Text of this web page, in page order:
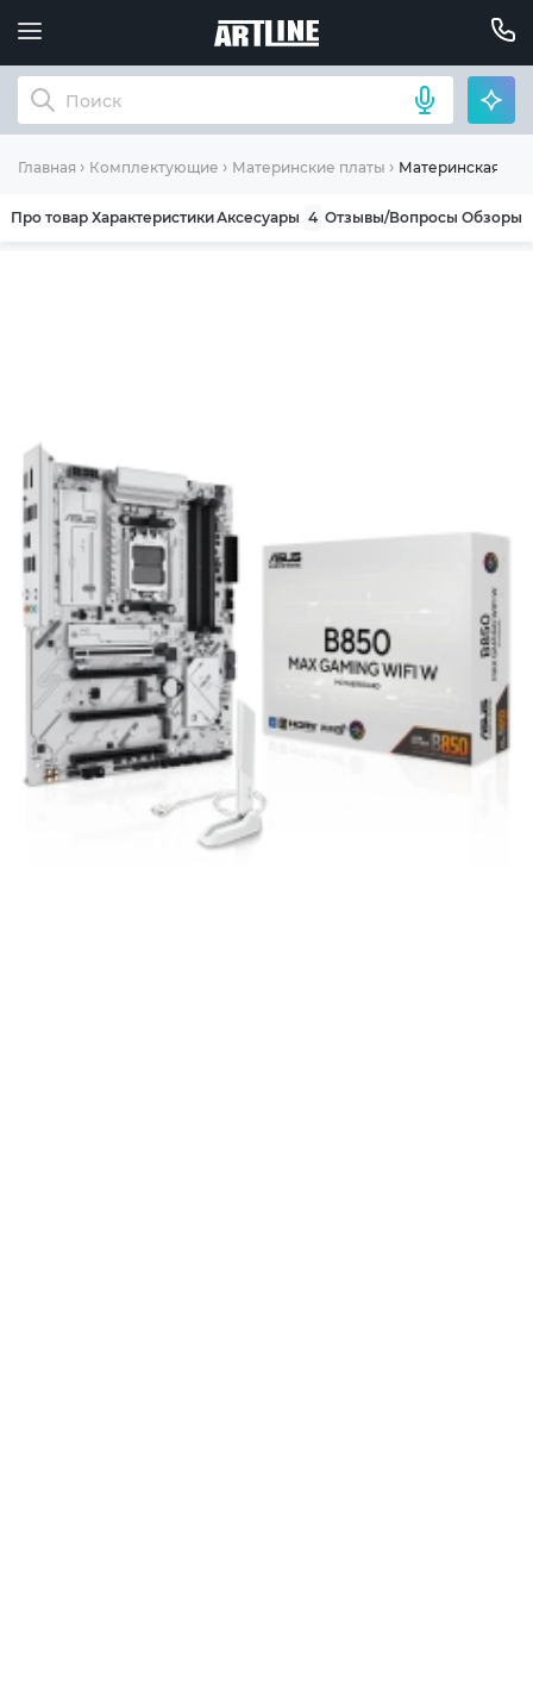
Главная Комплектующие Материнские платы Материнская
Про товар ХарактеристикиАксесуары 4 Отзывы/Вопросы Обзоры